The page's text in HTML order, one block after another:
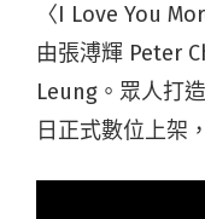
〈I Love You
由張溥輝 Peter
Leung。眾人打
日正式數位上架